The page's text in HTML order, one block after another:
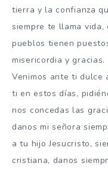
tierra y la confianza
siempre te llama vida,
pueblos tienen
misericordia y gracias.
Venimos ante ti dulce
ti en estos días,
nos concedas las
danos mi señora
a tu hijo Jesucristo,
cristiana, danos